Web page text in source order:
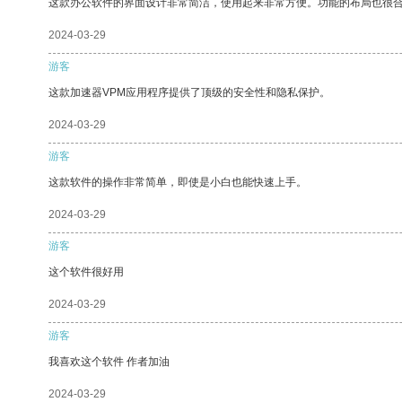
这款办公软件的界面设计非常简洁，使用起来非常方便。功能的布局也很
2024-03-29
游客
这款加速器VPM应用程序提供了顶级的安全性和隐私保护。
2024-03-29
游客
这款软件的操作非常简单，即使是小白也能快速上手。
2024-03-29
游客
这个软件很好用
2024-03-29
游客
我喜欢这个软件 作者加油
2024-03-29